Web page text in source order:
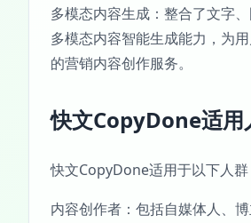
多模态内容生成：整合了文字
多模态内容智能生成能力，为
的营销内容创作服务。
快文CopyDone适用
快文CopyDone适用于以下人群
内容创作者：包括自媒体人、博